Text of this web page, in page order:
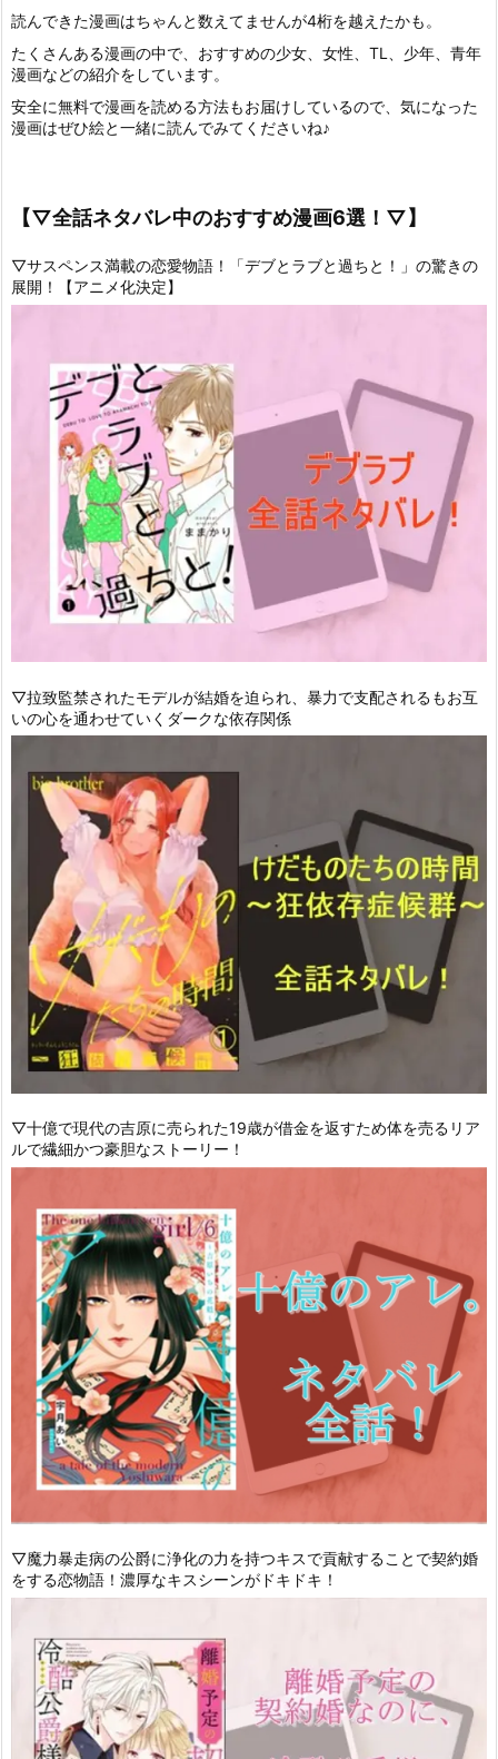
読んできた漫画はちゃんと数えてませんが4桁を越えたかも。
たくさんある漫画の中で、おすすめの少女、女性、TL、少年、青年
漫画などの紹介をしています。
安全に無料で漫画を読める方法もお届けしているので、気になった
漫画はぜひ絵と一緒に読んでみてくださいね♪
【▽全話ネタバレ中のおすすめ漫画6選！▽】
▽サスペンス満載の恋愛物語！「デブとラブと過ちと！」の驚きの
展開！【アニメ化決定】
▽拉致監禁されたモデルが結婚を迫られ、暴力で支配されるもお互
いの心を通わせていくダークな依存関係
▽十億で現代の吉原に売られた19歳が借金を返すため体を売るリア
ルで繊細かつ豪胆なストーリー！
▽魔力暴走病の公爵に浄化の力を持つキスで貢献することで契約婚
をする恋物語！濃厚なキスシーンがドキドキ！